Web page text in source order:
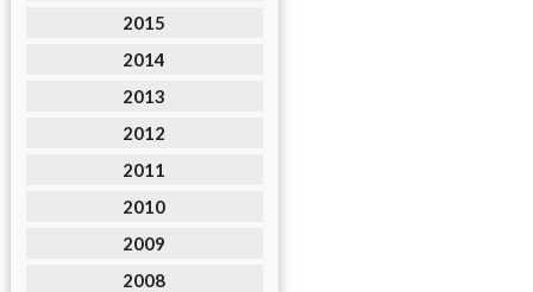
2015
2014
2013
2012
2011
2010
2009
2008